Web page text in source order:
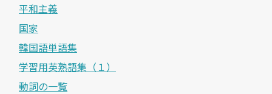
平和主義
国家
韓国語単語集
学習用英熟語集（１）
動詞の一覧